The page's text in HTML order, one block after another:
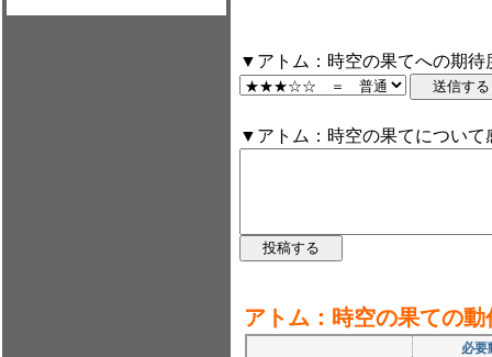
▼アトム：時空の果てへの期待
▼アトム：時空の果てについて
アトム：時空の果ての
必要